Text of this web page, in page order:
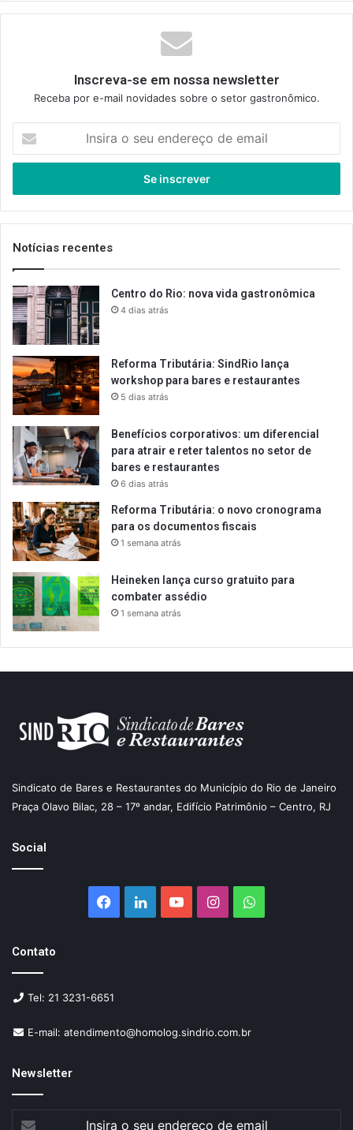
Inscreva-se em nossa newsletter
Receba por e-mail novidades sobre o setor gastronômico.
seu
de
email
Notícias recentes
Centro do Rio: nova vida gastronômica
4 dias atrás
Reforma Tributária: SindRio lança
workshop para bares e restaurantes
5 dias atrás
Benefícios corporativos: um diferencial
para atrair e reter talentos no setor de
bares e restaurantes
6 dias atrás
Reforma Tributária: o novo cronograma
para os documentos fiscais
1 semana atrás
Heineken lança curso gratuito para
combater assédio
1 semana atrás
Sindicato de Bares e Restaurantes do Município do Rio de Janeiro
Praça Olavo Bilac, 28 – 17º andar, Edifício Patrimônio – Centro, RJ
Social
Facebook
LinkedinYouTubeInstagramWhatsApp
Contato
Tel: 21 3231-6651
E-mail: atendimento@homolog.sindrio.com.br
Newsletter